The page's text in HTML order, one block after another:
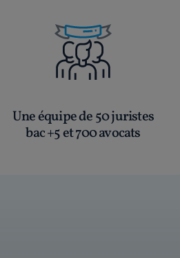
Une équipe de 50 juristes
bac +5 et 700 avocats